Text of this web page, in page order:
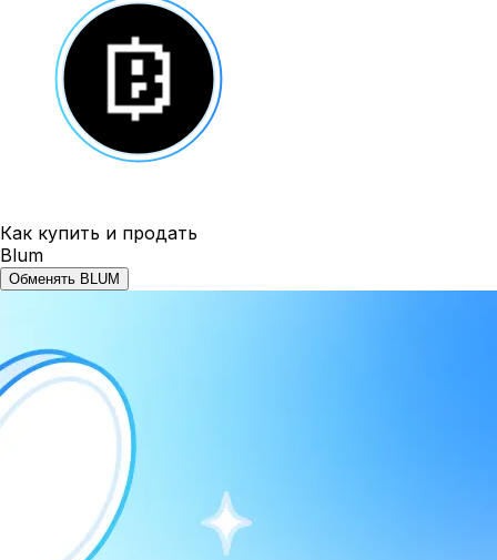
Как купить и продать
Blum
Обменять BLUM